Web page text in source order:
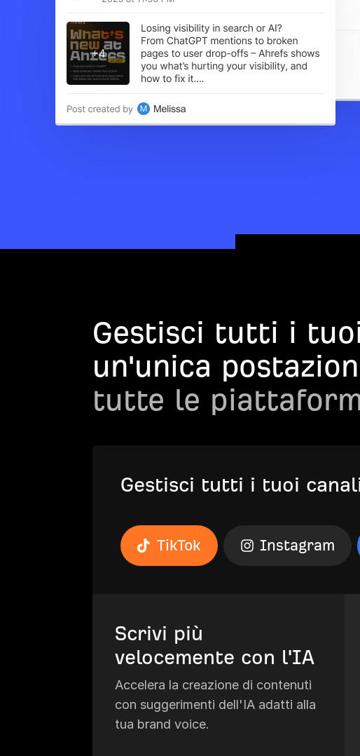
Gestisci tutti i
un'unica
tutte le
Gestisci tutti i tuoi
TikTok Instagram
Scrivi più
velocemente con l'IA
Accelera la creazione di contenuti
con suggerimenti dell'IA adatti alla
tua brand voice.